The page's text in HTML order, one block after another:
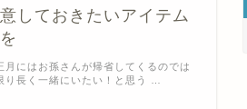
しておきたいアイテム
にはお孫さんが帰省してくるのでは
り長く一緒にいたい！と思う …